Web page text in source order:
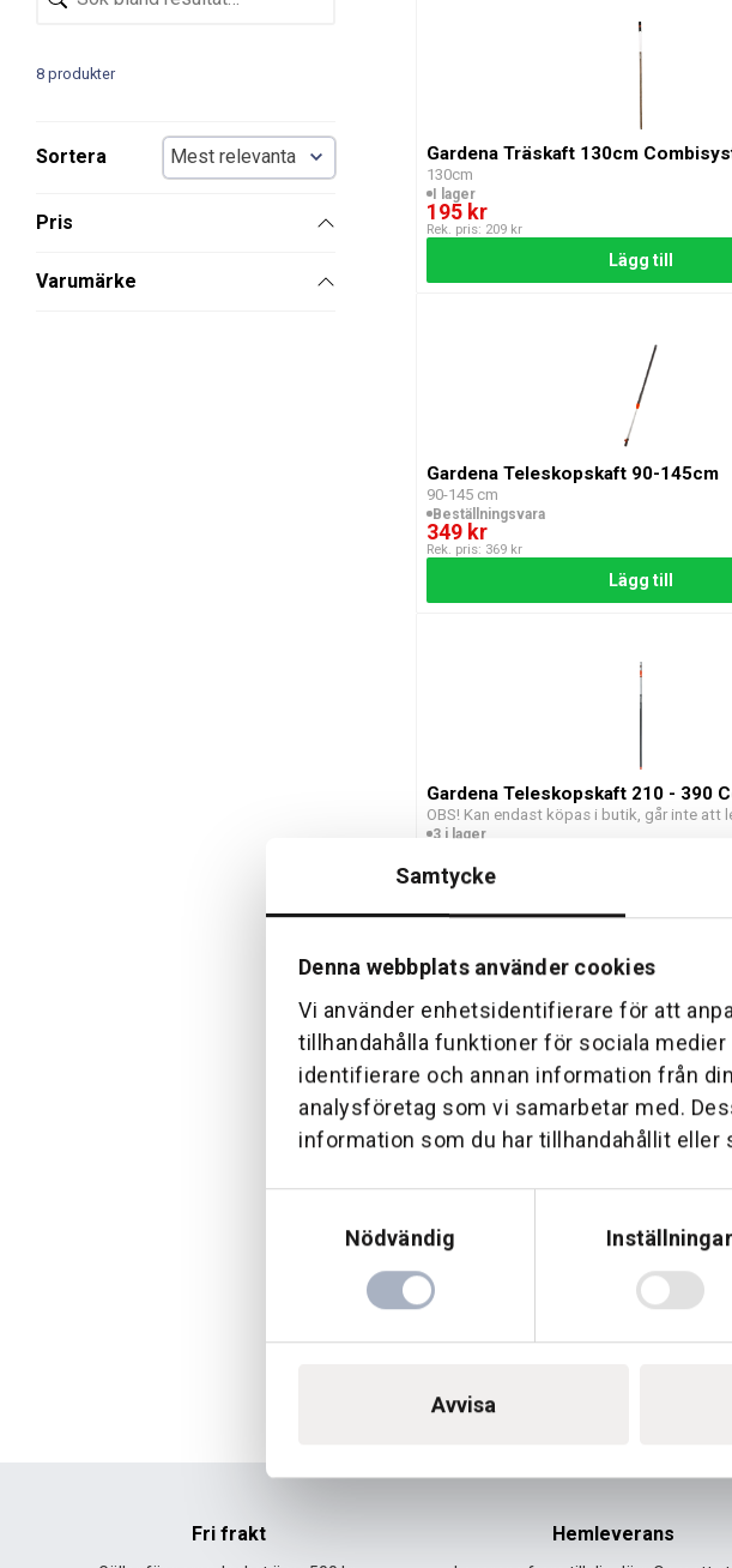
Samtycke
Denna webbplats använder cookies
Vi använder enhetsidentifierare för att
tillhandahålla funktioner för sociala
identifierare och annan information från
analysföretag som vi samarbetar med.
information som du har tillhandahållit eller
Nödvändig
Inställningar
Avvisa
8 produkter
Sortera
Pris
Varumärke
Gardena Träskaft 130cm
130cm
I lager
195 kr
Rek. pris: 209 kr
Lägg till
Gardena Teleskopskaft 90-145cm
90-145 cm
Beställningsvara
349 kr
Rek. pris: 369 kr
Lägg till
Gardena Teleskopskaft 210 - 390
OBS! Kan endast köpas i butik, går inte att
3 i lager
Rek. pris: 755 kr
Gardena Ergoline aluminiumskaft
Combisystem
305 kr
Lägg till
Fri frakt Hemleverans